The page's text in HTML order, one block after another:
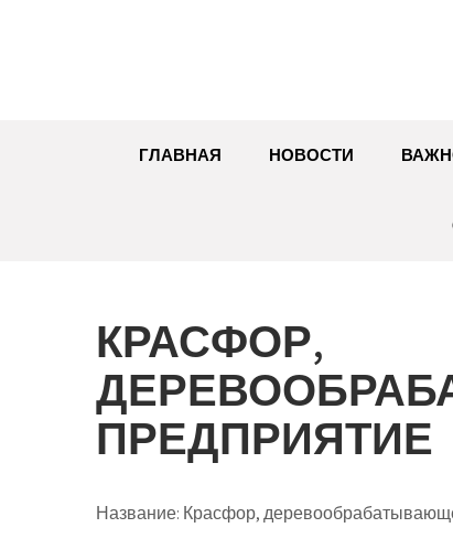
ГЛАВНАЯ НОВОСТИ
КРАСФОР,
ПРЕДПРИЯТИЕ
Название: Красфор,